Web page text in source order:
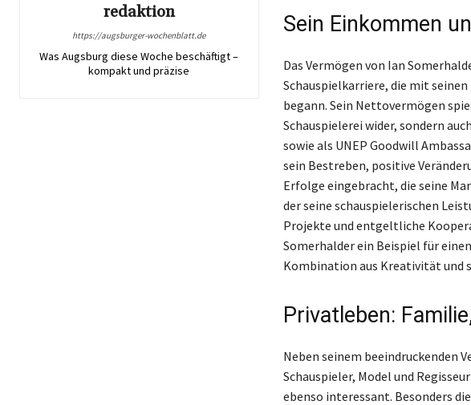
redaktion
https://augsburger-wochenblatt.de
Was Augsburg diese Woche beschäftigt –
kompakt und präzise
Sein Einkommen
Das Vermögen von Ian
Schauspielkarriere, die mit seinen
begann. Sein Nettovermögen
Schauspielerei wider, sondern
sowie als UNEP Goodwill
sein Bestreben, positive
Erfolge eingebracht, die seine
der seine schauspielerischen
Projekte und entgeltliche
Somerhalder ein Beispiel für
Kombination aus Kreativität und
Privatleben:
Neben seinem beeindruckenden
Schauspieler, Model und
ebenso interessant. Besonders